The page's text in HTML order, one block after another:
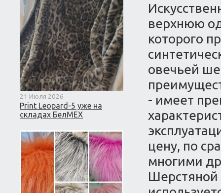
21 Июля 2026
Print Leopard-5 уже на
складах БелМЕХ
верхнюю
которого
овечьей
- имеет
цену, по
многими
Шерстяной